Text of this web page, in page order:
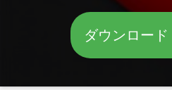
ダウンロード